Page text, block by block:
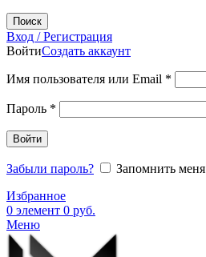
Поиск
Вход / Регистрация
ВойтиСоздать аккаунт
Имя пользователя или Email *
Пароль *
Войти
Забыли пароль?
Запомнить меня
Избранное
0 элемент 0 руб.
Меню